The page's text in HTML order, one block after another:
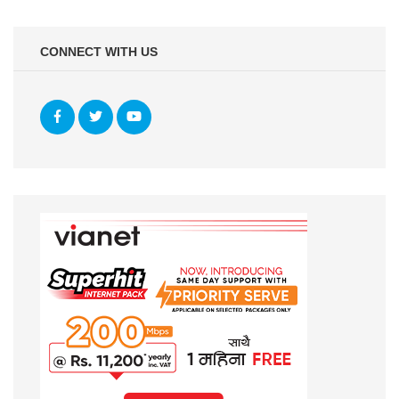
CONNECT WITH US